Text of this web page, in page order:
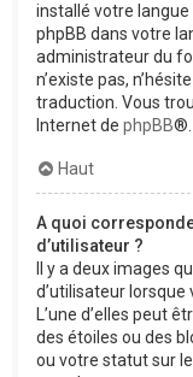
installé votre langue
phpBB dans votre
administrateur du
n’existe pas,
traduction. Vous
Internet de phpBB®.
Haut
A quoi
d’utilisateur ?
Il y a deux images
d’utilisateur lorsque
L’une d’elles peut
des étoiles ou des
ou votre statut sur